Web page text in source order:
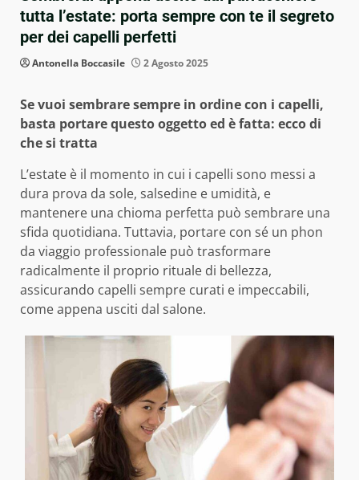
tutta l’estate: porta sempre con te il segreto
per dei capelli perfetti
Antonella Boccasile 2 Agosto 2025
Se vuoi sembrare sempre in ordine con i capelli,
basta portare questo oggetto ed è fatta: ecco di
che si tratta
L’estate è il momento in cui i capelli sono messi a
dura prova da sole, salsedine e umidità, e
mantenere una chioma perfetta può sembrare una
sfida quotidiana. Tuttavia, portare con sé un phon
da viaggio professionale può trasformare
radicalmente il proprio rituale di bellezza,
assicurando capelli sempre curati e impeccabili,
come appena usciti dal salone.